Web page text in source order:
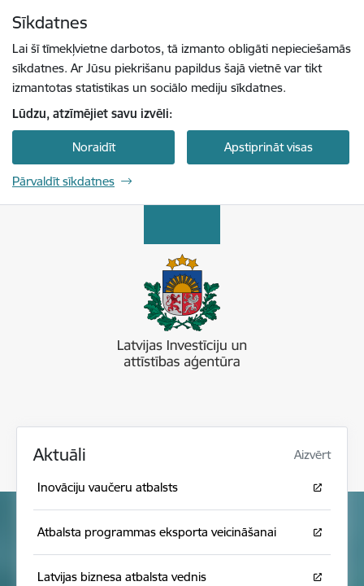
Sīkdatnes
Lai šī tīmekļvietne darbotos, tā izmanto obligāti nepieciešamās
sīkdatnes. Ar Jūsu piekrišanu papildus šajā vietnē var tikt
izmantotas statistikas un sociālo mediju sīkdatnes.
Lūdzu, atzīmējiet savu izvēli:
Noraidīt Apstiprināt visas
Pārvaldīt sīkdatnes
Aktuāli Aizvērt
Inovāciju vaučeru atbalsts
Atbalsta programmas eksporta veicināšanai
Latvijas biznesa atbalsta vednis